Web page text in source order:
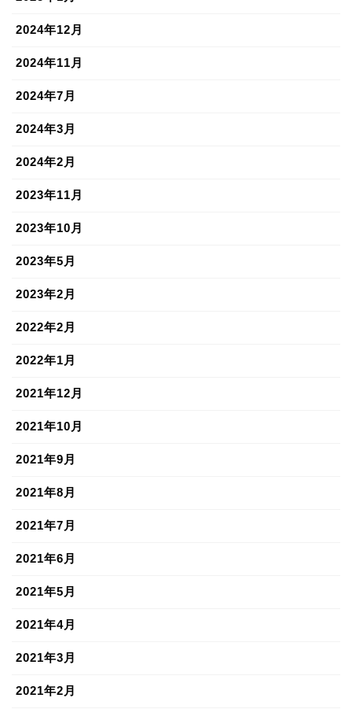
2024年12月
2024年11月
2024年7月
2024年3月
2024年2月
2023年11月
2023年10月
2023年5月
2023年2月
2022年2月
2022年1月
2021年12月
2021年10月
2021年9月
2021年8月
2021年7月
2021年6月
2021年5月
2021年4月
2021年3月
2021年2月